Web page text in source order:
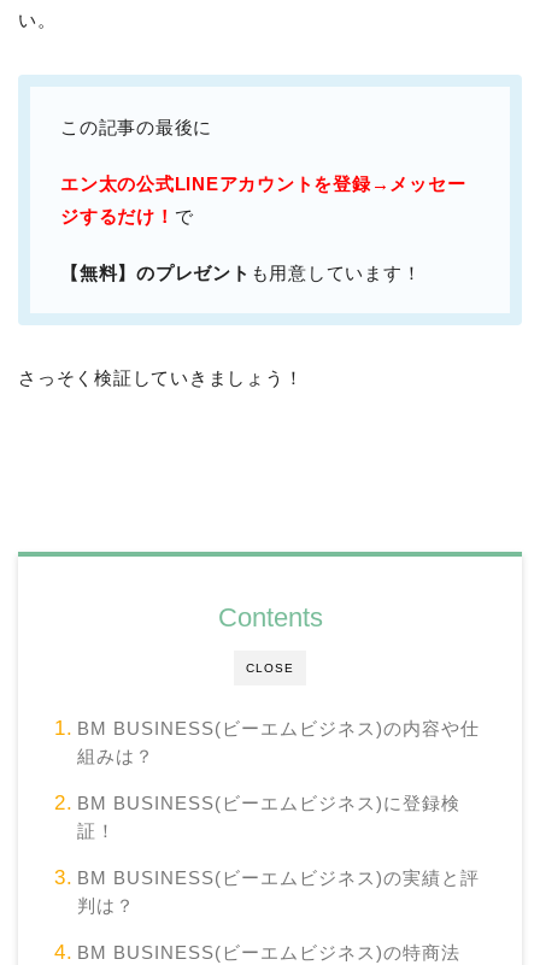
い。
この記事の最後に
エン太の公式LINEアカウントを登録→メッセー
ジするだけ！ で
【無料】のプレゼント も用意しています！
さっそく検証していきましょう！
CLOSE
Contents
BM BUSINESS(ビーエムビジネス)の内容や仕
組みは？
BM BUSINESS(ビーエムビジネス)に登録検
証！
BM BUSINESS(ビーエムビジネス)の実績と評
判は？
BM BUSINESS(ビーエムビジネス)の特商法